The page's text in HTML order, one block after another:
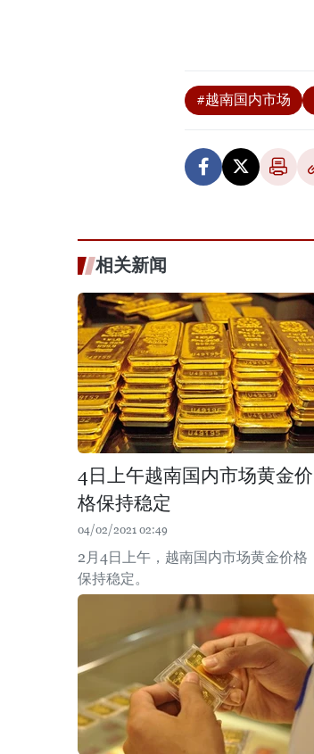
#越南国内市场
相关新闻
4日上午越南国内市场黄金价
格保持稳定
04/02/2021 02:49
2月4日上午，越南国内市场黄金价格
保持稳定。